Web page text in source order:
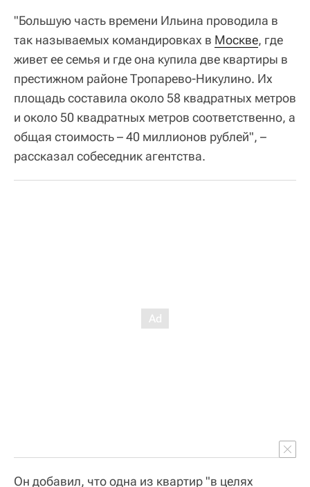
"Большую часть времени Ильина проводила в
так называемых командировках в Москве, где
живет ее семья и где она купила две квартиры в
престижном районе Тропарево-Никулино. Их
площадь составила около 58 квадратных метров
и около 50 квадратных метров соответственно, а
общая стоимость – 40 миллионов рублей", –
рассказал собеседник агентства.
Он добавил, что одна из квартир "в целях